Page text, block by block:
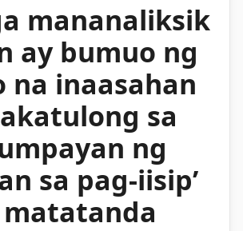
mananaliksik
ay bumuo ng
na inaasahan
sa
ng
sa pag-iisip’